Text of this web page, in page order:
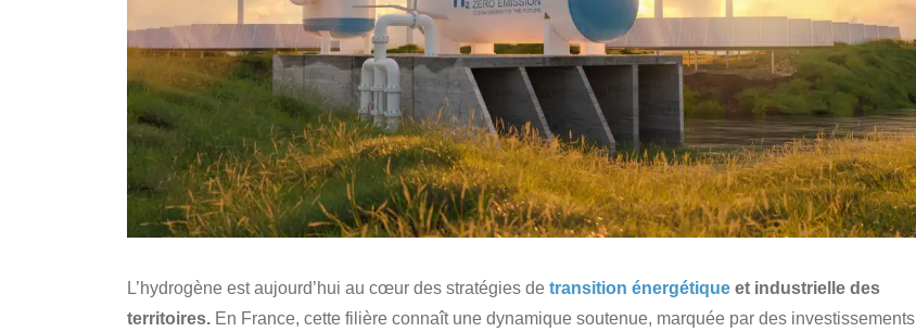
L’hydrogène est aujourd’hui au cœur des stratégies de transition énergétique et industrielle des
territoires. En France, cette filière connaît une dynamique soutenue, marquée par des investissements